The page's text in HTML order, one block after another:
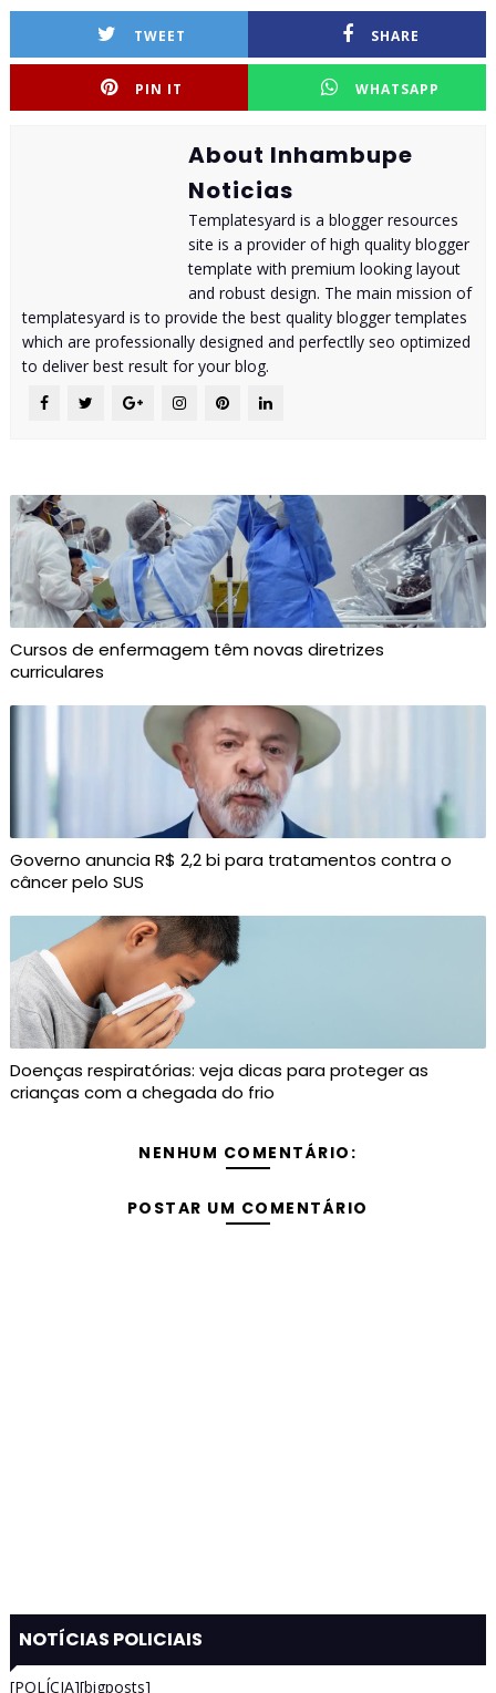
TWEET SHARE
PIN IT WHATSAPP
About Inhambupe
Noticias
Templatesyard is a blogger resources
site is a provider of high quality blogger
template with premium looking layout
and robust design. The main mission of
templatesyard is to provide the best quality blogger templates
which are professionally designed and perfectlly seo optimized
to deliver best result for your blog.
Cursos de enfermagem têm novas diretrizes
curriculares
Governo anuncia R$ 2,2 bi para tratamentos contra o
câncer pelo SUS
Doenças respiratórias: veja dicas para proteger as
crianças com a chegada do frio
NENHUM COMENTÁRIO:
POSTAR UM COMENTÁRIO
NOTÍCIAS POLICIAIS
[POLÍCIA][bigposts]